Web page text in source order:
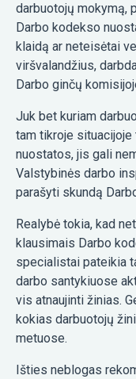
darbuotojų mokymą,
Darbo kodekso
klaidą ar neteisėtai
viršvalandžius,
Darbo ginčų
Juk bet kuriam
tam tikroje
nuostatos, jis gali
Valstybinės darbo
parašyti skundą
Realybė tokia, kad
klausimais Darbo
specialistai pateikia
darbo santykiuose
vis atnaujinti žinias.
kokias darbuotojų
metuose.
Išties neblogas